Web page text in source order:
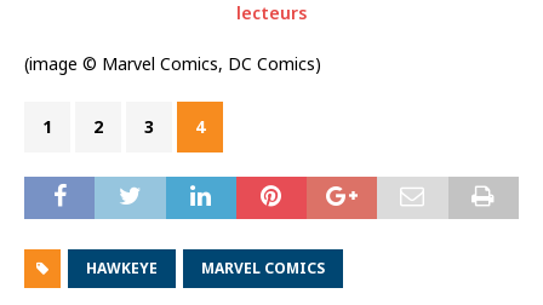
(image © Marvel Comics, DC Comics)
1 2 3 4
HAWKEYE MARVEL COMICS